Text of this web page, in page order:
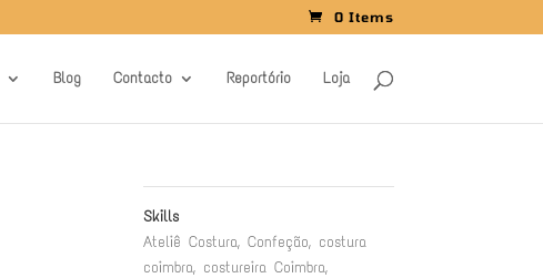
0 Items
Blog Contacto Reportório Loja
Skills
Ateliê Costura, Confeção, costura
coimbra, costureira Coimbra,